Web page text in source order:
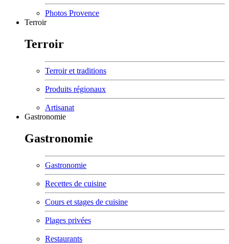
Photos Provence
Terroir
Terroir
Terroir et traditions
Produits régionaux
Artisanat
Gastronomie
Gastronomie
Gastronomie
Recettes de cuisine
Cours et stages de cuisine
Plages privées
Restaurants